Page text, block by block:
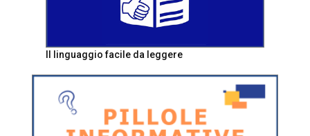
Il linguaggio facile da leggere